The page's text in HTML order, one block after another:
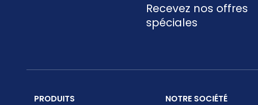
Recevez nos offres
spéciales
PRODUITS NOTRE SOCIÉTÉ